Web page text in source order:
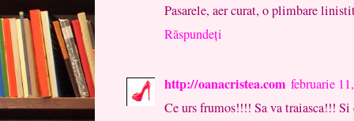
Pasarele, aer curat, o plimbare
Răspundeți
http://oanacristea.com februarie
Ce urs frumos!!!! Sa va traiasca!!!